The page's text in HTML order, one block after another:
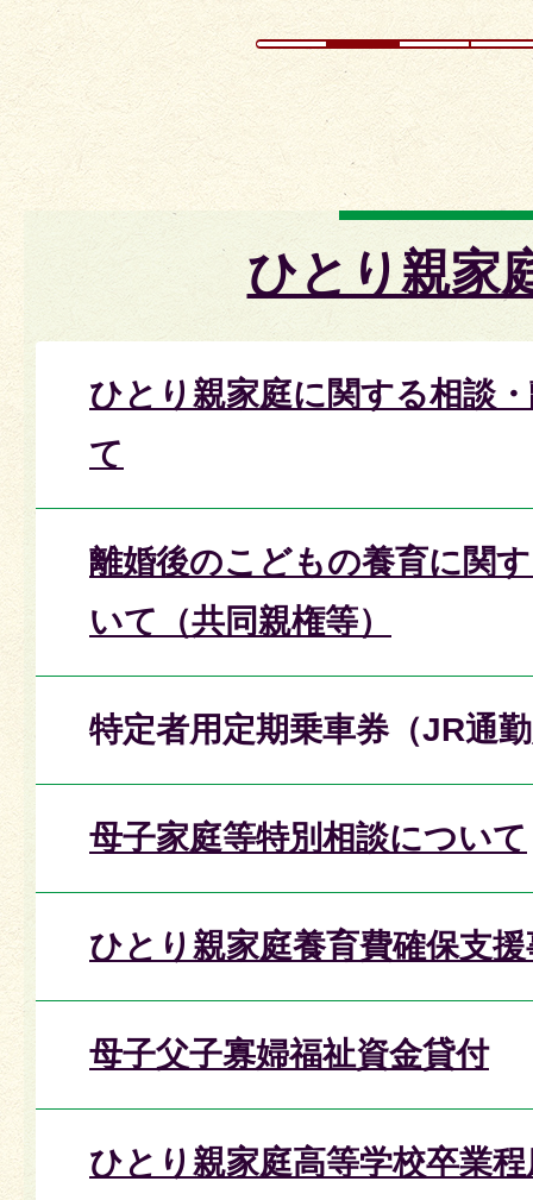
ひとり親家
ひとり親家庭に関する相談
て
離婚後のこどもの養育に関
いて（共同親権等）
特定者用定期乗車券（JR通
母子家庭等特別相談について
ひとり親家庭養育費確保支
母子父子寡婦福祉資金貸付
ひとり親家庭高等学校卒業